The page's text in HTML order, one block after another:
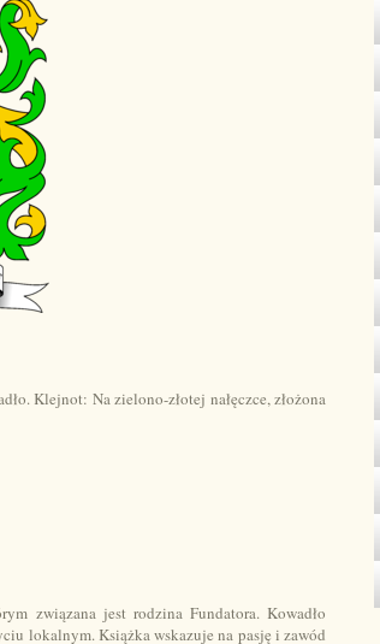
Klejnot: Na zielono-złotej nałęczce, złożona
związana jest rodzina Fundatora. Kowadło
lokalnym. Książka wskazuje na pasję i zawód